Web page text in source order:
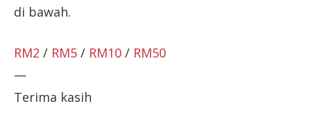
di bawah.
RM2 / RM5 / RM10 / RM50
—
Terima kasih